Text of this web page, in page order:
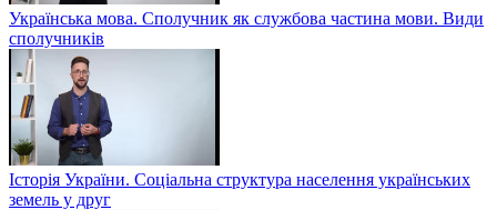
Українська мова. Сполучник як службова частина мови. Види
сполучників
Історія України. Соціальна структура населення українських
земель у друг